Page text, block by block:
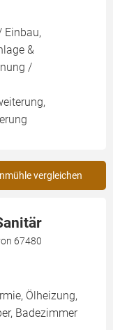
Einbau,
&
/
vergleichen
67480
Ölheizung,
Badezimmer